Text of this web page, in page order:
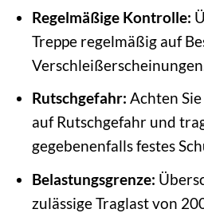
Regelmäßige Kontrolle:
Treppe regelmäßig auf
Rutschgefahr: Achten
auf Rutschgefahr und
gegebenenfalls festes
Belastungsgrenze:
zulässige Traglast von